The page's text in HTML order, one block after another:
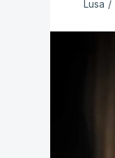
Lusa /